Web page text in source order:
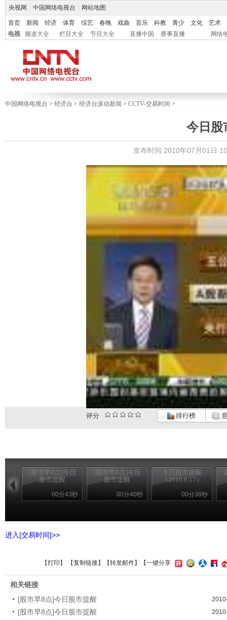
央视网 中国网络电视台 网站地图
首页 新闻 经济 体育 综艺 春晚 戏曲 音乐 科教 青少 文化
艺术
电视
频道大全 栏目大全 节目大全 直播中国 赛事直播 网络
中国网络电视台 > 经济台 > 经济台滚动新闻 > CCTV-交易时间 >
今日股
发布时间:2010年07月01日
评分 排行榜
[股市早8点]今日
股市提醒
00分43秒
[股市早8点]今日
股市提醒
00分40秒
今日股市提醒
（2010.6.17）
00分38秒
进入[交易时间]>>
【打印 】 【复制链接】【转发邮件】【一键分享
相关链接
[股市早8点]今日股市提醒
[股市早8点]今日股市提醒